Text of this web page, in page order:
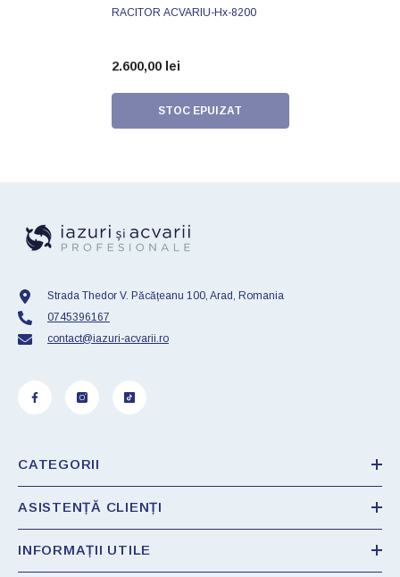
RACITOR ACVARIU-Hx-8200
2.600,00 lei
STOC EPUIZAT
Strada Thedor V. Păcățeanu 100, Arad, Romania
0745396167
contact@iazuri-acvarii.ro
CATEGORII
ASISTENȚĂ CLIENȚI
INFORMAȚII UTILE